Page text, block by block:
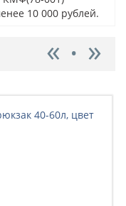
10 000 рублей.
40-60л, цвет